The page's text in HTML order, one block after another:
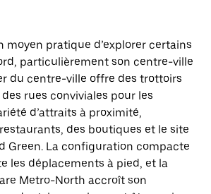
moyen pratique d’explorer certains
particulièrement son centre-ville
du centre-ville offre des trottoirs
rues conviviales pour les
d’attraits à proximité,
des boutiques et le site
Green. La configuration compacte
les déplacements à pied, et la
Metro-North accroît son